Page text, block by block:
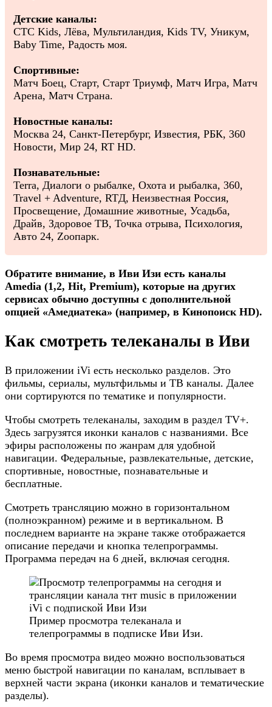
Детские каналы:
СТС Kids, Лёва, Мультиландия, Kids TV, Уникум,
Baby Time, Радость моя.
Спортивные:
Матч Боец, Старт, Старт Триумф, Матч Игра, Матч
Арена, Матч Страна.
Новостные каналы:
Москва 24, Санкт-Петербург, Известия, РБК, 360
Новости, Мир 24, RT HD.
Познавательные:
Terra, Диалоги о рыбалке, Охота и рыбалка, 360,
Travel + Adventure, RTД, Неизвестная Россия,
Просвещение, Домашние животные, Усадьба,
Драйв, Здоровое ТВ, Точка отрыва, Психология,
Авто 24, Zooпарк.
Обратите внимание, в Иви Изи есть каналы
Amedia (1,2, Hit, Premium), которые на других
сервисах обычно доступны с дополнительной
опцией «Амедиатека» (например, в Кинопоиск HD).
Как смотреть телеканалы в Иви
В приложении iVi есть несколько разделов. Это
фильмы, сериалы, мультфильмы и ТВ каналы. Далее
они сортируются по тематике и популярности.
Чтобы смотреть телеканалы, заходим в раздел TV+.
Здесь загрузятся иконки каналов с названиями. Все
эфиры расположены по жанрам для удобной
навигации. Федеральные, развлекательные, детские,
спортивные, новостные, познавательные и
бесплатные.
Смотреть трансляцию можно в горизонтальном
(полноэкранном) режиме и в вертикальном. В
последнем варианте на экране также отображается
описание передачи и кнопка телепрограммы.
Программа передач на 6 дней, включая сегодня.
Пример просмотра телеканала и
телепрограммы в подписке Иви Изи.
Во время просмотра видео можно воспользоваться
меню быстрой навигации по каналам, всплывает в
верхней части экрана (иконки каналов и тематические
разделы).